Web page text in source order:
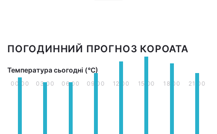
ПОГОДИННИЙ ПРОГНОЗ КОРОАТА
Температура сьогодні (°С)
00:00 03:00 06:00 09:00 12:00 15:00 18:00 21:00